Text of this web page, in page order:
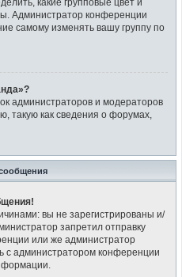
Администратор конференции
самому изменять вашу группу по
администраторов и модераторов
такую как сведения о форумах,
вы не зарегистрированы и/
запретил отправку
или же администратор
с администратором конференции